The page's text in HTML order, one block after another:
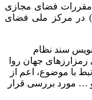
مقررات فضای مجازی
کشور صبح امروز چهارشنبه (۱۹ دی ۱۴۰۳) در مرکز ملی فضای
سند نظام
رمزارزهای جهان روا
با موضوع، اعم از
… مورد بررسی قرار